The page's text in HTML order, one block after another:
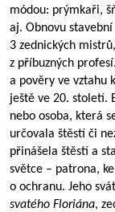
módou: prýmkaři,
aj. Obnovu
3 zednických
z příbuzných
a pověry ve vztahu
ještě ve 20. století.
nebo osoba, která
určovala štěstí či
přinášela štěstí a
světce – patrona,
o ochranu. Jeho
svatého Floriána,